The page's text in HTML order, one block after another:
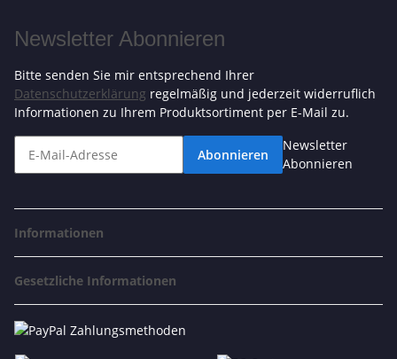
Newsletter Abonnieren
Bitte senden Sie mir entsprechend Ihrer
Datenschutzerklärung regelmäßig und jederzeit widerruflich
Informationen zu Ihrem Produktsortiment per E-Mail zu.
Abonnieren
Newsletter
Abonnieren
Informationen
Gesetzliche Informationen